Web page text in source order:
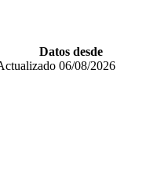
Datos desde
06/08/2026